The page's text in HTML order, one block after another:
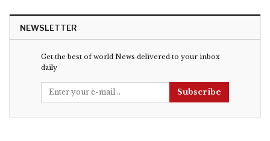
NEWSLETTER
Get the best of world News delivered to your inbox
daily
Subscribe